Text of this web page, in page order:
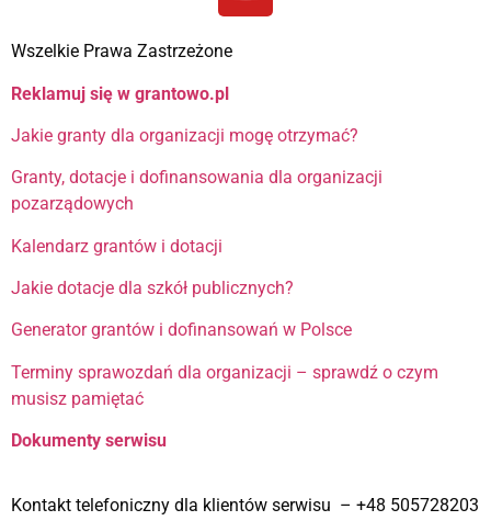
Wszelkie Prawa Zastrzeżone
Reklamuj się w grantowo.pl
Jakie granty dla organizacji mogę otrzymać?
Granty, dotacje i dofinansowania dla organizacji
pozarządowych
Kalendarz grantów i dotacji
Jakie dotacje dla szkół publicznych?
Generator grantów i dofinansowań w Polsce
Terminy sprawozdań dla organizacji – sprawdź o czym
musisz pamiętać
Dokumenty serwisu
Kontakt telefoniczny dla klientów serwisu – +48 505728203